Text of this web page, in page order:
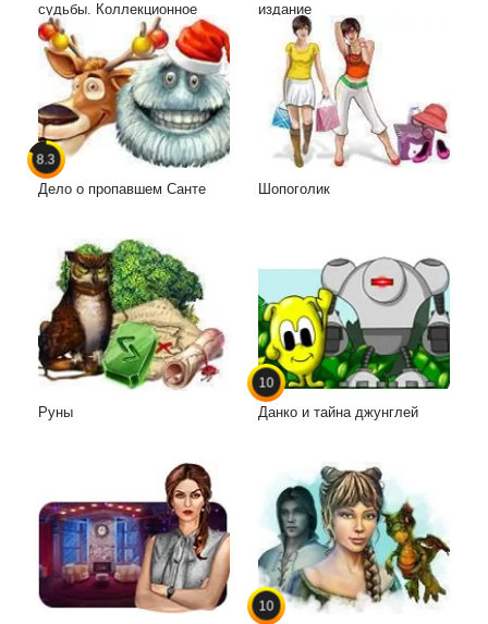
судьбы. Коллекционное
издание
издание
8.3
Дело о пропавшем Санте Шопоголик
Руны
10
Данко и тайна джунглей
10